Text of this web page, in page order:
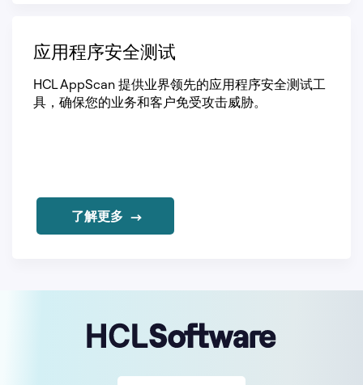
应用程序安全测试
HCL AppScan 提供业界领先的应用程序安全测试工
具，确保您的业务和客户免受攻击威胁。
了解更多